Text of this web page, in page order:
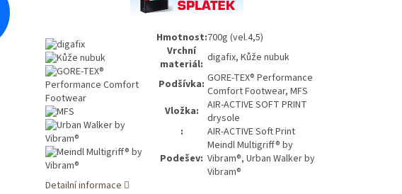
Hmotnost:700g (vel.4,5)
Vrchní
materiál: digafix, Kůže nubuk
Podšívka: GORE-TEX® Performance
Comfort Footwear, MFS
Vložka:
AIR-ACTIVE SOFT PRINT
drysole
:
AIR-ACTIVE Soft Print
Podešev:
Meindl Multigriff® by
Vibram®, Urban Walker by
Vibram®
Detailní informace